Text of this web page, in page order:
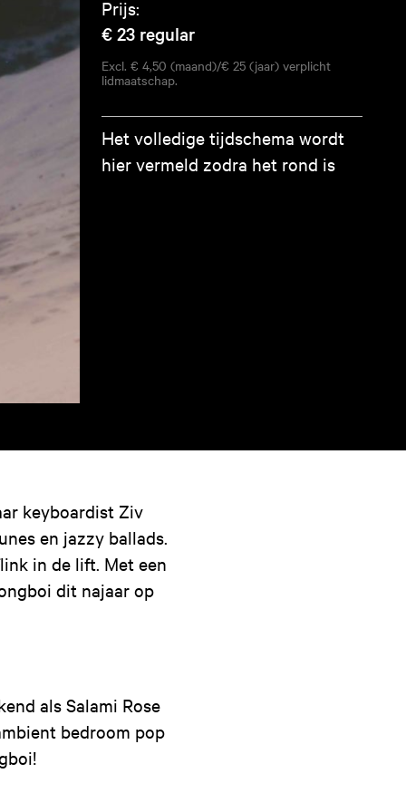
Prijs:
€ 23 regular
Excl. € 4,50 (maand)/€ 25 (jaar) verplicht
lidmaatschap.
Het volledige tijdschema wordt
hier vermeld zodra het rond is
keyboardist Ziv
en jazzy ballads.
in de lift. Met een
dit najaar op
als Salami Rose
bedroom pop